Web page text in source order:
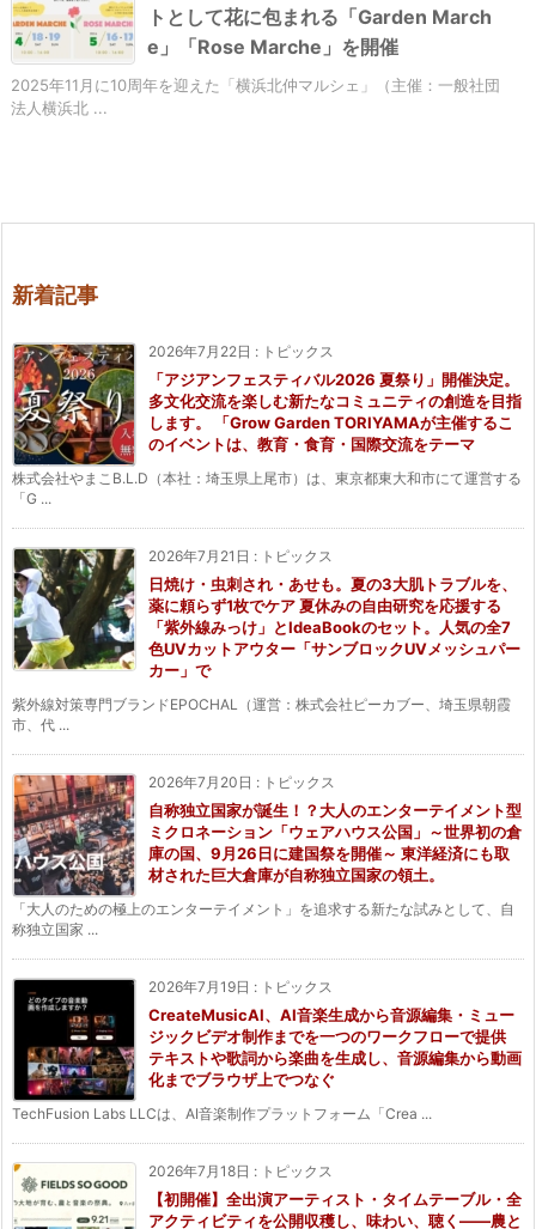
トとして花に包まれる「Garden March
e」「Rose Marche」を開催
2025年11月に10周年を迎えた「横浜北仲マルシェ」（主催：一般社団
法人横浜北 ...
新着記事
2026年7月22日 : トピックス
「アジアンフェスティバル2026 夏祭り」開催決定。
多文化交流を楽しむ新たなコミュニティの創造を目指
します。 「Grow Garden TORIYAMAが主催するこ
のイベントは、教育・食育・国際交流をテーマ
株式会社やまこB.L.D（本社：埼玉県上尾市）は、東京都東大和市にて運営する
「G ...
2026年7月21日 : トピックス
日焼け・虫刺され・あせも。夏の3大肌トラブルを、
薬に頼らず1枚でケア 夏休みの自由研究を応援する
「紫外線みっけ」とIdeaBookのセット。人気の全7
色UVカットアウター「サンブロックUVメッシュパー
カー」で
紫外線対策専門ブランドEPOCHAL（運営：株式会社ピーカブー、埼玉県朝霞
市、代 ...
2026年7月20日 : トピックス
自称独立国家が誕生！？大人のエンターテイメント型
ミクロネーション「ウェアハウス公国」～世界初の倉
庫の国、9月26日に建国祭を開催～ 東洋経済にも取
材された巨大倉庫が自称独立国家の領土。
「大人のための極上のエンターテイメント」を追求する新たな試みとして、自
称独立国家 ...
2026年7月19日 : トピックス
CreateMusicAI、AI音楽生成から音源編集・ミュー
ジックビデオ制作までを一つのワークフローで提供
テキストや歌詞から楽曲を生成し、音源編集から動画
化までブラウザ上でつなぐ
TechFusion Labs LLCは、AI音楽制作プラットフォーム「Crea ...
2026年7月18日 : トピックス
【初開催】全出演アーティスト・タイムテーブル・全
アクティビティを公開収穫し、味わい、聴く——農と